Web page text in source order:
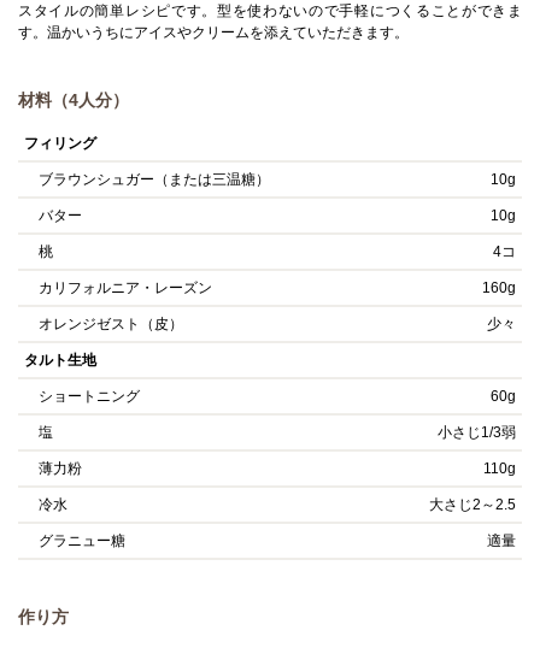
スタイルの簡単レシピです。型を使わないので手軽につくることができま
す。温かいうちにアイスやクリームを添えていただきます。
材料（4人分）
フィリング
ブラウンシュガー（または三温糖） 10g
バター 10g
桃 4コ
カリフォルニア・レーズン 160g
オレンジゼスト（皮） 少々
タルト生地
ショートニング 60g
塩 小さじ1/3弱
薄力粉 110g
冷水 大さじ2～2.5
グラニュー糖 適量
作り方